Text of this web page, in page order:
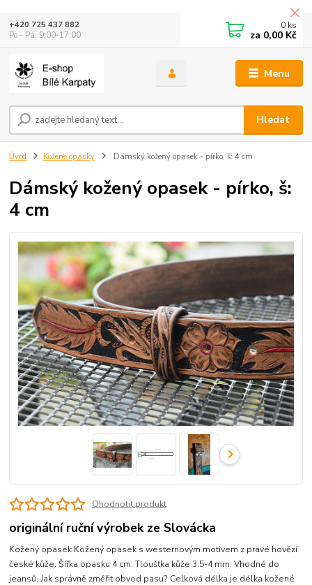
Menu
Hledat
+420 725 437 882
Po - Pá: 9:00-17:00
0 ks
za 0,00 Kč
Úvod Kožené opasky Dámský kožený opasek - pírko, š: 4 cm
Dámský kožený opasek - pírko, š:
4 cm
Ohodnotit produkt
originální ruční výrobek ze Slovácka
Kožený opasek Kožený opasek s westernovým motivem z pravé hovězí
české kůže. Šířka opasku 4 cm. Tloušťka kůže 3,5-4 mm. Vhodné do
jeansů. Jak správně změřit obvod pasu? Celková délka je délka kožené